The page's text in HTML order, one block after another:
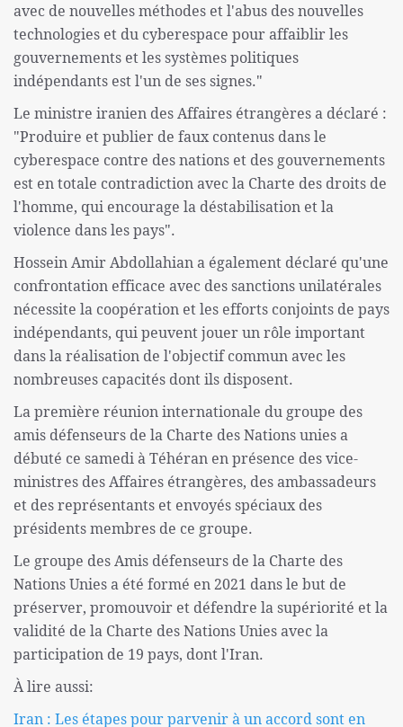
avec de nouvelles méthodes et l'abus des nouvelles
technologies et du cyberespace pour affaiblir les
gouvernements et les systèmes politiques
indépendants est l'un de ses signes."
Le ministre iranien des Affaires étrangères a déclaré :
"Produire et publier de faux contenus dans le
cyberespace contre des nations et des gouvernements
est en totale contradiction avec la Charte des droits de
l'homme, qui encourage la déstabilisation et la
violence dans les pays".
Hossein Amir Abdollahian a également déclaré qu'une
confrontation efficace avec des sanctions unilatérales
nécessite la coopération et les efforts conjoints de pays
indépendants, qui peuvent jouer un rôle important
dans la réalisation de l'objectif commun avec les
nombreuses capacités dont ils disposent.
La première réunion internationale du groupe des
amis défenseurs de la Charte des Nations unies a
débuté ce samedi à Téhéran en présence des vice-
ministres des Affaires étrangères, des ambassadeurs
et des représentants et envoyés spéciaux des
présidents membres de ce groupe.
Le groupe des Amis défenseurs de la Charte des
Nations Unies a été formé en 2021 dans le but de
préserver, promouvoir et défendre la supériorité et la
validité de la Charte des Nations Unies avec la
participation de 19 pays, dont l'Iran.
À lire aussi:
Iran : Les étapes pour parvenir à un accord sont en